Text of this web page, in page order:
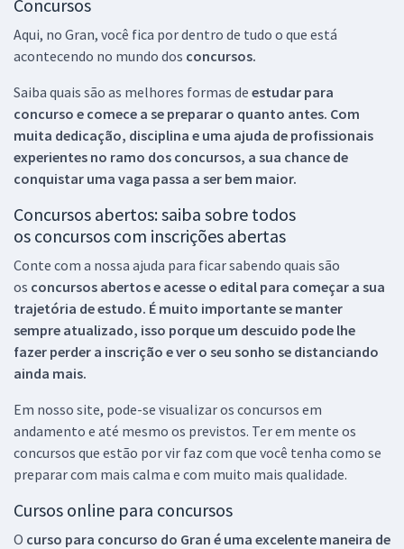
Concursos
Aqui, no Gran, você fica por dentro de tudo o que está
acontecendo no mundo dos concursos.
Saiba quais são as melhores formas de estudar para
concurso e comece a se preparar o quanto antes. Com
muita dedicação, disciplina e uma ajuda de profissionais
experientes no ramo dos concursos, a sua chance de
conquistar uma vaga passa a ser bem maior.
Concursos abertos: saiba sobre todos
os concursos com inscrições abertas
Conte com a nossa ajuda para ficar sabendo quais são
os concursos abertos e acesse o edital para começar a sua
trajetória de estudo. É muito importante se manter
sempre atualizado, isso porque um descuido pode lhe
fazer perder a inscrição e ver o seu sonho se distanciando
ainda mais.
Em nosso site, pode-se visualizar os concursos em
andamento e até mesmo os previstos. Ter em mente os
concursos que estão por vir faz com que você tenha como se
preparar com mais calma e com muito mais qualidade.
Cursos online para concursos
O curso para concurso do Gran é uma excelente maneira de